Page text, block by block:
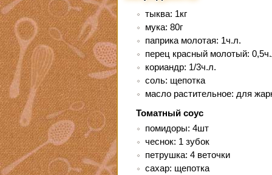
тыква: 1кг
мука: 80г
паприка молотая: 1ч.л.
перец красный молотый:
кориандр: 1/3ч.л.
соль: щепотка
масло растительное: для
Томатный соус
помидоры: 4шт
чеснок: 1 зубок
петрушка: 4 веточки
сахар: щепотка